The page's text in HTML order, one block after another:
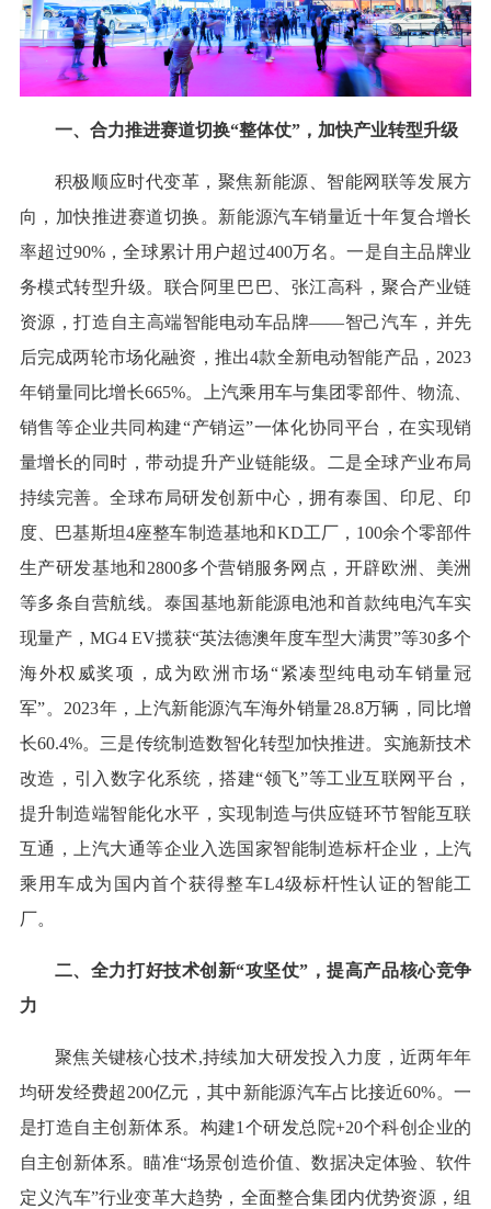
一、合力推进赛道切换“整体仗”，加快产业转型升级
积极顺应时代变革，聚焦新能源、智能网联等发展方
向，加快推进赛道切换。新能源汽车销量近十年复合增长
率超过90%，全球累计用户超过400万名。一是自主品牌业
务模式转型升级。联合阿里巴巴、张江高科，聚合产业链
资源，打造自主高端智能电动车品牌——智己汽车，并先
后完成两轮市场化融资，推出4款全新电动智能产品，2023
年销量同比增长665%。上汽乘用车与集团零部件、物流、
销售等企业共同构建“产销运”一体化协同平台，在实现销
量增长的同时，带动提升产业链能级。二是全球产业布局
持续完善。全球布局研发创新中心，拥有泰国、印尼、印
度、巴基斯坦4座整车制造基地和KD工厂，100余个零部件
生产研发基地和2800多个营销服务网点，开辟欧洲、美洲
等多条自营航线。泰国基地新能源电池和首款纯电汽车实
现量产，MG4 EV揽获“英法德澳年度车型大满贯”等30多个
海外权威奖项，成为欧洲市场“紧凑型纯电动车销量冠
军”。2023年，上汽新能源汽车海外销量28.8万辆，同比增
长60.4%。三是传统制造数智化转型加快推进。实施新技术
改造，引入数字化系统，搭建“领飞”等工业互联网平台，
提升制造端智能化水平，实现制造与供应链环节智能互联
互通，上汽大通等企业入选国家智能制造标杆企业，上汽
乘用车成为国内首个获得整车L4级标杆性认证的智能工
厂。
二、全力打好技术创新“攻坚仗”，提高产品核心竞争
力
聚焦关键核心技术,持续加大研发投入力度，近两年年
均研发经费超200亿元，其中新能源汽车占比接近60%。一
是打造自主创新体系。构建1个研发总院+20个科创企业的
自主创新体系。瞄准“场景创造价值、数据决定体验、软件
定义汽车”行业变革大趋势，全面整合集团内优势资源，组